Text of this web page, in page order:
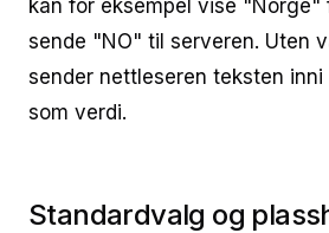
kan for eksempel vise "Norge"
sende "NO" til serveren. Uten
sender nettleseren teksten
som verdi.
Standardvalg og